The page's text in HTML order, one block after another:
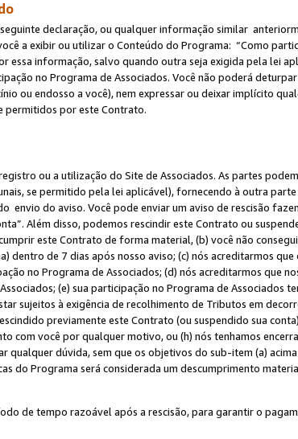
declaração, ou qualquer informação similar
a exibir ou utilizar o Conteúdo do Programa: “Como
essa informação, salvo quando outra seja exigida pela lei
no Programa de Associados. Você não poderá
ou endosso a você), nem expressar ou deixar implícito
permitidos por este Contrato.
ou a utilização do Site de Associados. As partes
se permitido pela lei aplicável), fornecendo à outra
envio do aviso. Você pode enviar um aviso de rescisão
Além disso, podemos rescindir este Contrato ou
este Contrato de forma material, (b) você não
de 7 dias após nosso aviso; (c) nós acreditarmos
no Programa de Associados; (d) nós acreditarmos que
(e) sua participação no Programa de Associados
sujeitos à exigência de recolhimento de Tributos em
previamente este Contrato (ou suspendido sua
com você por qualquer motivo, ou (h) nós tenhamos
qualquer dúvida, sem que os objetivos do sub-item (a)
do Programa será considerada um descumprimento
de tempo razoável após a rescisão, para garantir o